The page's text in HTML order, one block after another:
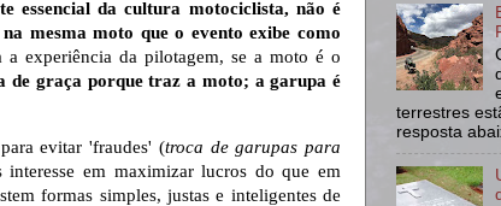
essencial da cultura motociclista, não é
mesma moto que o evento exibe como
experiência da pilotagem, se a moto é o
de graça porque traz a moto; a garupa é
evitar 'fraudes' (troca de garupas para
interesse em maximizar lucros do que em
formas simples, justas e inteligentes de
terrestres
resposta